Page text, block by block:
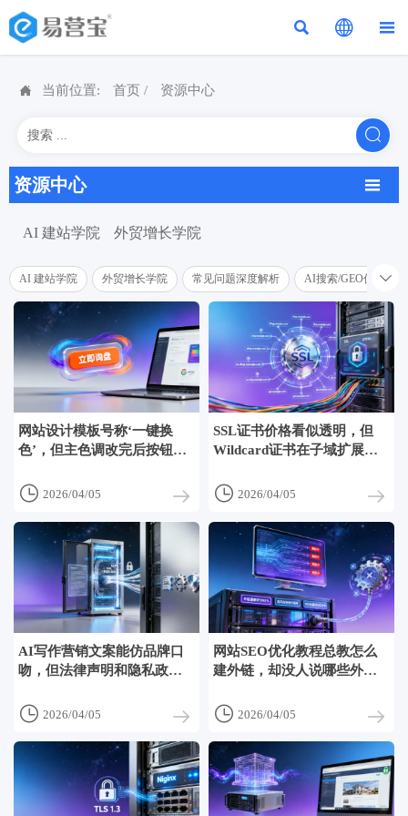
  
 当前位置: 首页 / 资源中心

资源中心 
AI 建站学院 外贸增长学院
AI 建站学院 外贸增长学院 常见问题深度解析 AI搜索/GEO优化学院

网站设计模板号称‘一键换
色’，但主色调改完后按钮文
 2026/04/05
SSL证书价格看似透明，但
Wildcard证书在子域扩展时
 2026/04/05
AI写作营销文案能仿品牌口
吻，但法律声明和隐私政策
 2026/04/05
网站SEO优化教程总教怎么
建外链，却没人说哪些外链
 2026/04/05